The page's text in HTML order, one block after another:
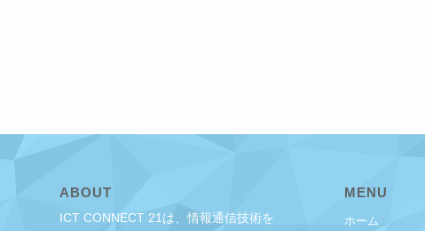
ABOUT
ICT CONNECT 21は、情報通信技術を
MENU
ホーム